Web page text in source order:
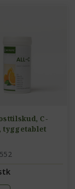
C-
tyggetablet